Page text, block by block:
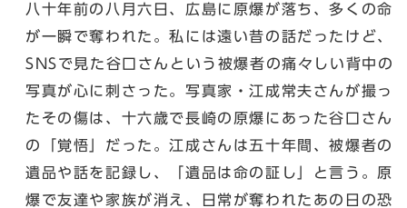
八十年前の八月六日、広島に原爆が落ち、多くの命
が一瞬で奪われた。私には遠い昔の話だったけど、
SNSで見た谷口さんという被爆者の痛々しい背中の
写真が心に刺さった。写真家・江成常夫さんが撮っ
たその傷は、十六歳で長崎の原爆にあった谷口さん
の「覚悟」だった。江成さんは五十年間、被爆者の
遺品や話を記録し、「遺品は命の証し」と言う。原
爆で友達や家族が消え、日常が奪われたあの日の恐